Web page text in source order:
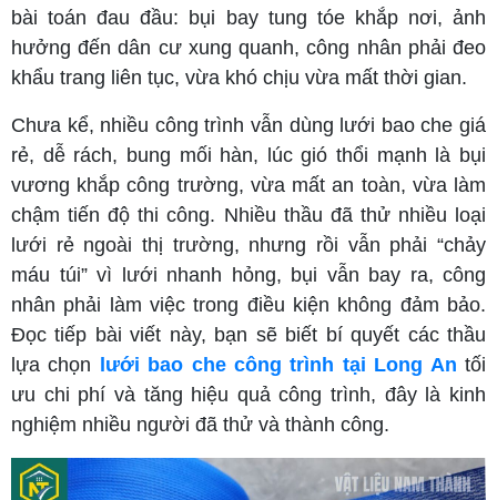
bài toán đau đầu: bụi bay tung tóe khắp nơi, ảnh
hưởng đến dân cư xung quanh, công nhân phải đeo
khẩu trang liên tục, vừa khó chịu vừa mất thời gian.
Chưa kể, nhiều công trình vẫn dùng lưới bao che giá
rẻ, dễ rách, bung mối hàn, lúc gió thổi mạnh là bụi
vương khắp công trường, vừa mất an toàn, vừa làm
chậm tiến độ thi công. Nhiều thầu đã thử nhiều loại
lưới rẻ ngoài thị trường, nhưng rồi vẫn phải “chảy
máu túi” vì lưới nhanh hỏng, bụi vẫn bay ra, công
nhân phải làm việc trong điều kiện không đảm bảo.
Đọc tiếp bài viết này, bạn sẽ biết bí quyết các thầu
lựa chọn
lưới bao che công trình tại Long An tối
ưu chi phí và tăng hiệu quả công trình, đây là kinh
nghiệm nhiều người đã thử và thành công.